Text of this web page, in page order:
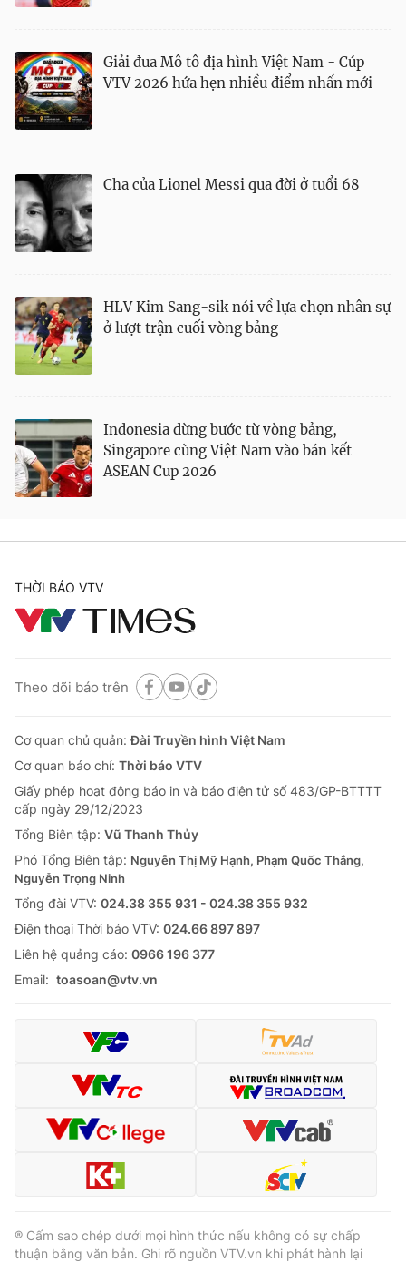
Giải đua Mô tô địa hình Việt Nam - Cúp
VTV 2026 hứa hẹn nhiều điểm nhấn mới
Cha của Lionel Messi qua đời ở tuổi 68
HLV Kim Sang-sik nói về lựa chọn nhân sự
ở lượt trận cuối vòng bảng
Indonesia dừng bước từ vòng bảng,
Singapore cùng Việt Nam vào bán kết
ASEAN Cup 2026
THỜI BÁO VTV
Theo dõi báo trên
Cơ quan chủ quản:Đài Truyền hình Việt Nam
Cơ quan báo chí: Thời báo VTV
Giấy phép hoạt động báo in và báo điện tử số 483/GP-BTTTT
cấp ngày 29/12/2023
Tổng Biên tập: Vũ Thanh Thủy
Phó Tổng Biên tập: Nguyễn Thị Mỹ Hạnh, Phạm Quốc Thắng,
Nguyễn Trọng Ninh
Tổng đài VTV: 024.38 355 931 - 024.38 355 932
Ðiện thoại Thời báo VTV: 024.66 897 897
Liên hệ quảng cáo: 0966 196 377
Email: toasoan@vtv.vn
® Cấm sao chép dưới mọi hình thức nếu không có sự chấp
thuận bằng văn bản. Ghi rõ nguồn VTV.vn khi phát hành lại